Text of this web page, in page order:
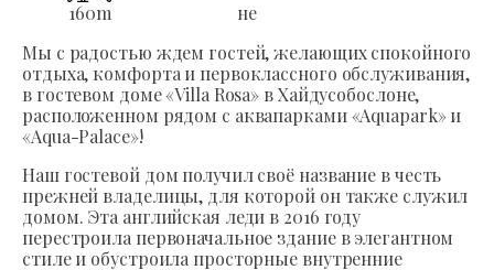
160m
не
Мы с радостью ждем гостей, желающих спокойного
отдыха, комфорта и первоклассного обслуживания,
в гостевом доме «Villa Rosa» в Хайдусобослоне,
расположенном рядом с аквапарками «Aquapark» и
«Aqua-Palace»!
Наш гостевой дом получил своё название в честь
прежней владелицы, для которой он также служил
домом. Эта английская леди в 2016 году
перестроила первоначальное здание в элегантном
стиле и обустроила просторные внутренние